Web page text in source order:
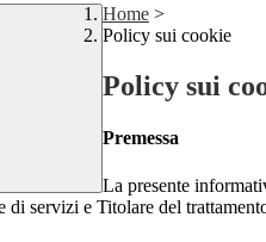
Home >
Policy sui cookie
Policy sui
Premessa
La presente
servizi e Titolare del